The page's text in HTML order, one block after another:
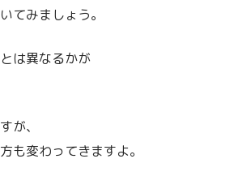
てみましょう。
は異なるかが
が、
も変わってきますよ。